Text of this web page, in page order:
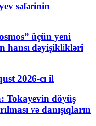
səfərinin
üçün yeni
hansı dəyişiklikləri
2026-cı il
Tokayevin döyüş
və danışıqların